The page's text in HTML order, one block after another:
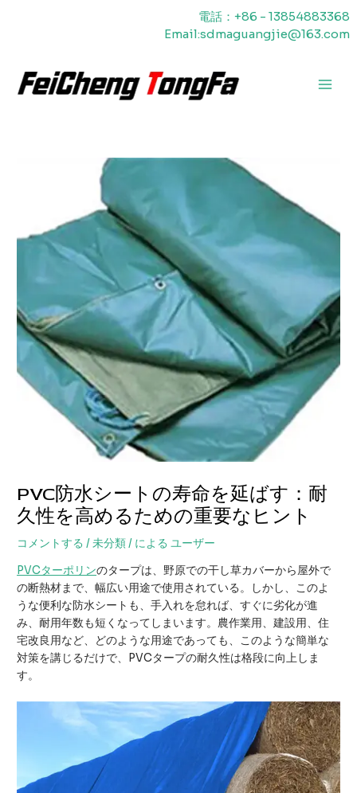
電話：+86 - 13854883368
Email:sdmaguangjie@163.com
ュ
PVC防水シートの寿命を延ばす：耐
久性を高めるための重要なヒント
コメントする /未分類/ によるユーザー
PVCターポリンのタープは、野原での干し草カバーから屋外で
の断熱材まで、幅広い用途で使用されている。しかし、このよ
うな便利な防水シートも、手入れを怠れば、すぐに劣化が進
み、耐用年数も短くなってしまいます。農作業用、建設用、住
宅改良用など、どのような用途であっても、このような簡単な
対策を講じるだけで、PVCタープの耐久性は格段に向上しま
す。